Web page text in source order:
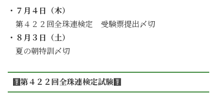
・７月４日（木）
第４２２回全珠連検定 受験票提出〆切
・８月３日（土）
夏の朝特訓〆切
🧮第４２２回全珠連検定試験🧮